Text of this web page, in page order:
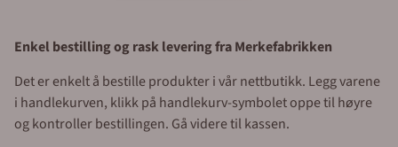
Enkel bestilling og rask levering fra Merkefabrikken
Det er enkelt å bestille produkter i vår nettbutikk. Legg varene
i handlekurven, klikk på handlekurv-symbolet oppe til høyre
og kontroller bestillingen. Gå videre til kassen.